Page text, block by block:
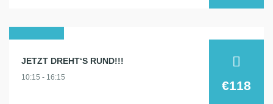
2026
JETZT DREHT‘S RUND!!!
10:15 - 16:15
€118